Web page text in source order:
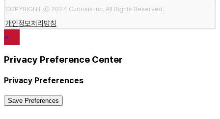
COPYRIGHT ⓒ 2024 Curiosis Inc. All Rights Reserved.
개인정보처리방침
Privacy Preference Center
Privacy Preferences